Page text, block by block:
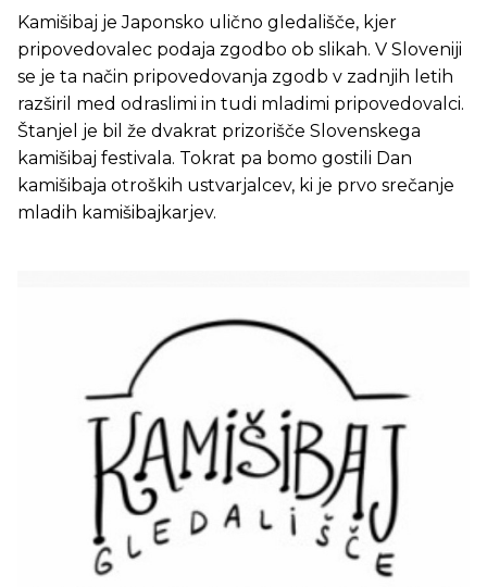
Kamišibaj je Japonsko ulično gledališče, kjer
pripovedovalec podaja zgodbo ob slikah. V Sloveniji
se je ta način pripovedovanja zgodb v zadnjih letih
razširil med odraslimi in tudi mladimi pripovedovalci.
Štanjel je bil že dvakrat prizorišče Slovenskega
kamišibaj festivala. Tokrat pa bomo gostili Dan
kamišibaja otroških ustvarjalcev, ki je prvo srečanje
mladih kamišibajkarjev.